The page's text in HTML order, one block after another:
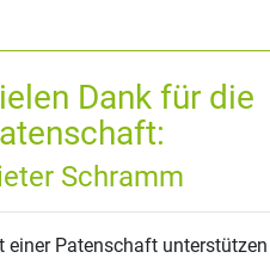
Dank für die
Schramm
einer Patenschaft